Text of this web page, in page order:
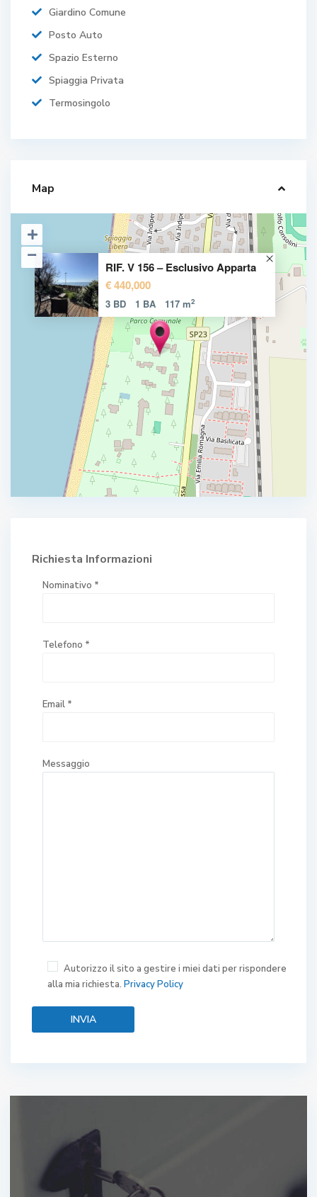
Giardino Comune
Posto Auto
Spazio Esterno
Spiaggia Privata
Termosingolo
Map
RIF. V 156 – Esclusivo Apparta
€ 440,000
3 BD 1 BA 117 m2
Richiesta Informazioni
Nominativo *
Telefono *
Email *
Messaggio
Autorizzo il sito a gestire i miei dati per rispondere
alla mia richiesta. Privacy Policy